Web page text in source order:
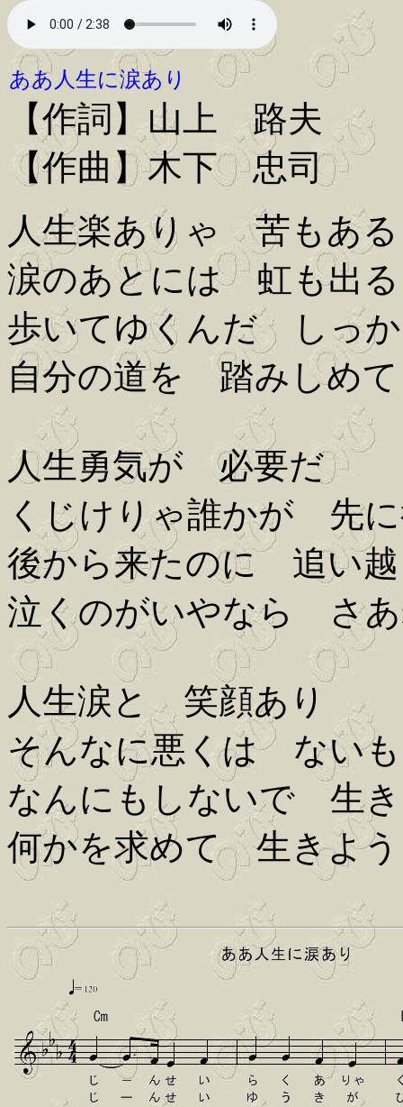
ああ人生に涙あり
【作詞】山上 路夫
【作曲】木下 忠司
人生楽ありゃ 苦もあ
涙のあとには 虹も出る
歩いてゆくんだ しっ
自分の道を 踏みしめて
人生勇気が 必要だ
くじけりゃ誰かが 先
後から来たのに 追い
泣くのがいやなら さ
人生涙と 笑顔あり
そんなに悪くは ない
なんにもしないで 生
何かを求めて 生きよ